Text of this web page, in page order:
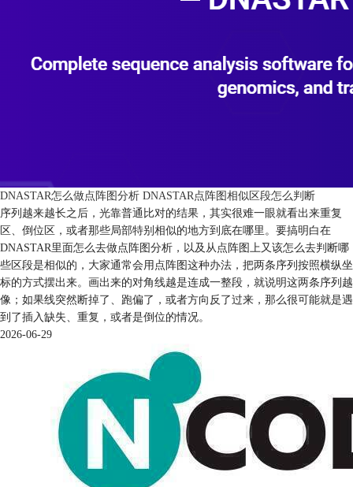
DNASTAR怎么做点阵图分析 DNASTAR点阵图相似区段怎么判断
序列越来越长之后，光靠普通比对的结果，其实很难一眼就看出来重复
区、倒位区，或者那些局部特别相似的地方到底在哪里。要搞明白在
DNASTAR里面怎么去做点阵图分析，以及从点阵图上又该怎么去判断哪
些区段是相似的，大家通常会用点阵图这种办法，把两条序列按照横纵坐
标的方式摆出来。画出来的对角线越是连成一整段，就说明这两条序列越
像；如果线突然断掉了、跑偏了，或者方向反了过来，那么很可能就是遇
到了插入缺失、重复，或者是倒位的情况。
2026-06-29